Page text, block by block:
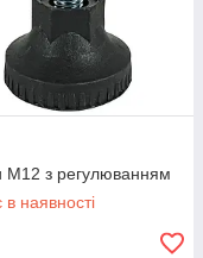
М12 з регулюванням
наявності